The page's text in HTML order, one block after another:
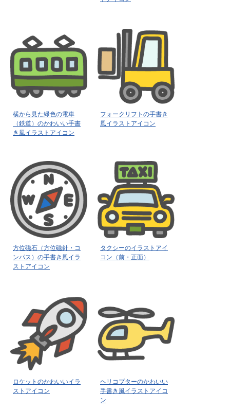
横から見た緑色の電車
（鉄道）のかわいい手書
き風イラストアイコン
フォークリフトの手書き
風イラストアイコン
方位磁石（方位磁針・コ
ンパス）の手書き風イラ
ストアイコン
タクシーのイラストアイ
コン（前・正面）
ロケットのかわいいイラ
ストアイコン
ヘリコプターのかわいい
手書き風イラストアイコ
ン